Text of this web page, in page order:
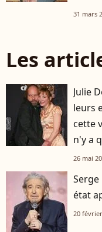
31 mars
Les
Julie
leurs
cette
n'y a
26 mai
Serge
état
20